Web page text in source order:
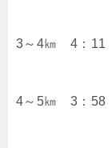
3～4㎞ 4：11
4～5㎞ 3：58